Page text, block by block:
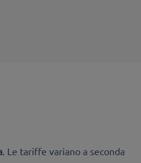
. Le tariffe variano a seconda